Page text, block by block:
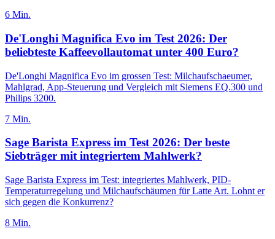
6 Min.
De'Longhi Magnifica Evo im Test 2026: Der
beliebteste Kaffeevollautomat unter 400 Euro?
De'Longhi Magnifica Evo im grossen Test: Milchaufschaeumer,
Mahlgrad, App-Steuerung und Vergleich mit Siemens EQ.300 und
Philips 3200.
7 Min.
Sage Barista Express im Test 2026: Der beste
Siebträger mit integriertem Mahlwerk?
Sage Barista Express im Test: integriertes Mahlwerk, PID-
Temperaturregelung und Milchaufschäumen für Latte Art. Lohnt er
sich gegen die Konkurrenz?
8 Min.